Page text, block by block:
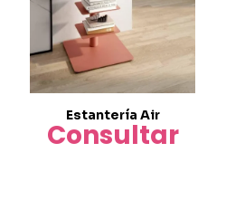
Estantería Air
Consultar